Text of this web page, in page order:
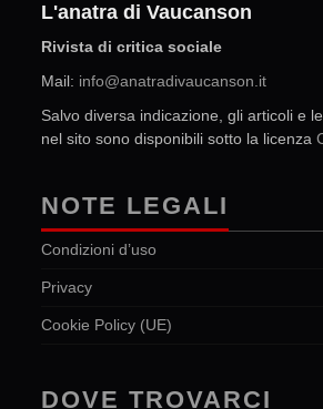
L'anatra di Vaucanson
Rivista di critica sociale
Mail: info@anatradivaucanson.it
Salvo diversa indicazione, gli articoli e
nel sito sono disponibili sotto la licenza
NOTE LEGALI
Condizioni d’uso
Privacy
Cookie Policy (UE)
DOVE TROVARCI